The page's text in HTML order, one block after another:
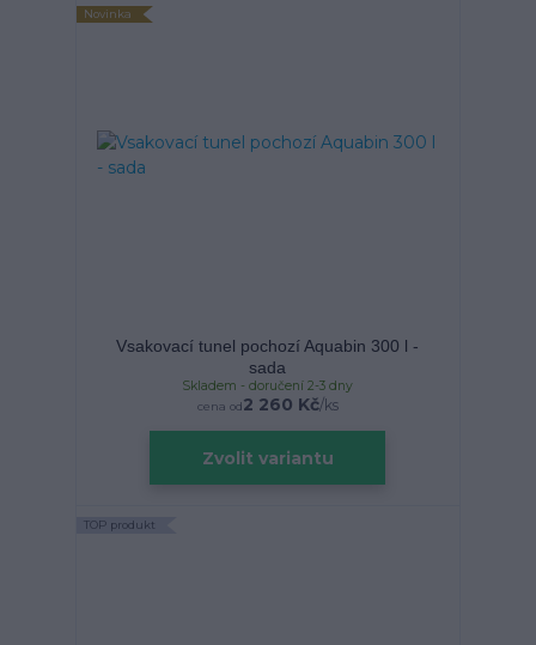
Novinka
Vsakovací tunel pochozí Aquabin 300 l -
sada
cena od2 260 Kč/ks
Skladem - doručení 2-3 dny
Zvolit variantu
TOP produkt